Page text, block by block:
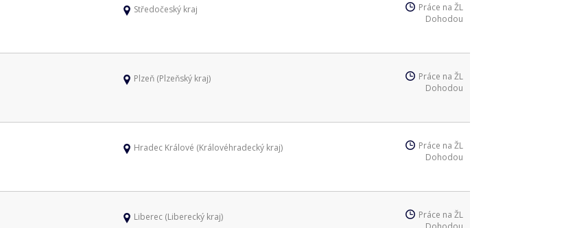
Středočeský kraj
Práce na ŽL
Dohodou
Plzeň (Plzeňský kraj)
Práce na ŽL
Dohodou
Hradec Králové (Královéhradecký kraj)
Práce na ŽL
Dohodou
Liberec (Liberecký kraj)
Práce na ŽL